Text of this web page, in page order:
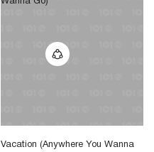
Vacation (Anywhere You Wanna